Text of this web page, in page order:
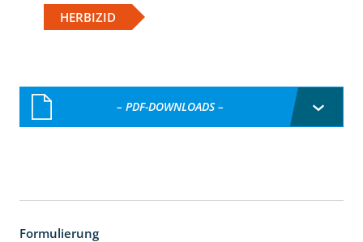
HERBIZID
– PDF-DOWNLOADS –
Formulierung